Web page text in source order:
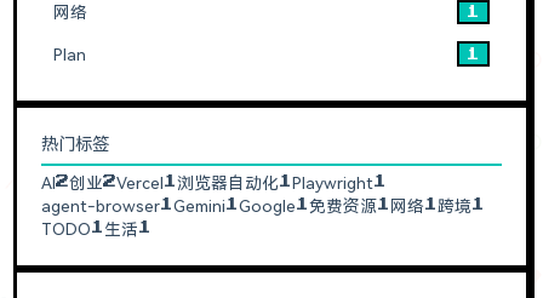
网络 1
Plan 1
热门标签
AI2创业2Vercel1浏览器自动化1Playwright1
agent-browser1Gemini1Google1免费资源1 网络1 跨境1
TODO1 生活1